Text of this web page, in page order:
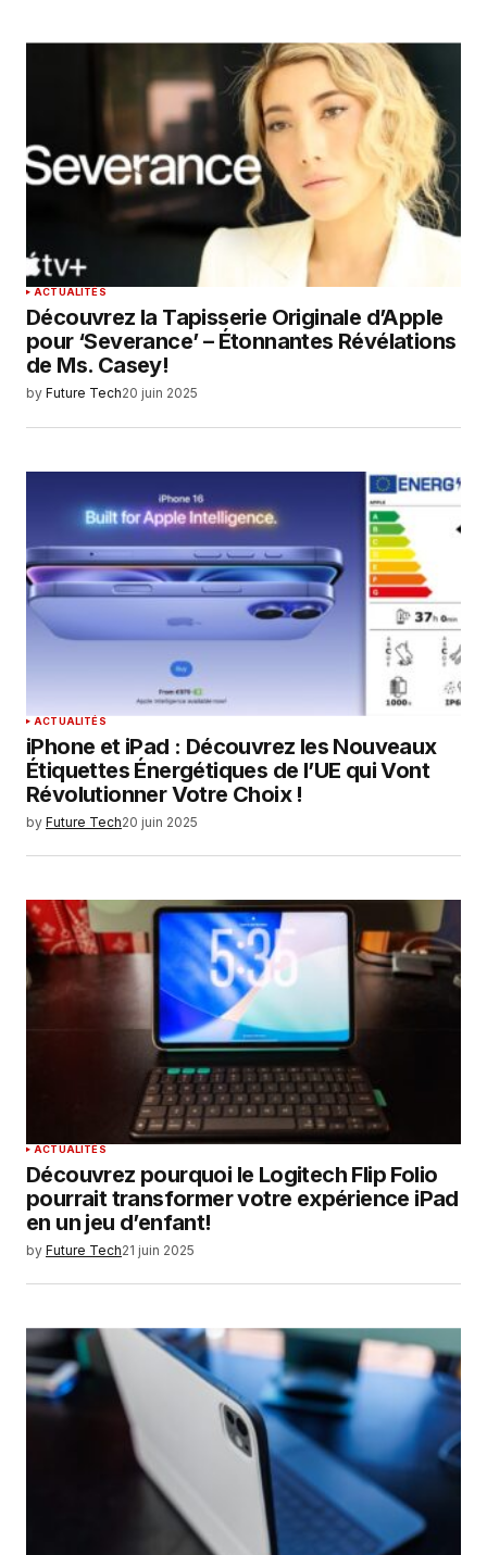
ACTUALITÉS
Découvrez la Tapisserie Originale d’Apple
pour ‘Severance’ – Étonnantes Révélations
de Ms. Casey!
by Future Tech20 juin 2025
ACTUALITÉS
iPhone et iPad : Découvrez les Nouveaux
Étiquettes Énergétiques de l’UE qui Vont
Révolutionner Votre Choix !
by Future Tech20 juin 2025
ACTUALITÉS
Découvrez pourquoi le Logitech Flip Folio
pourrait transformer votre expérience iPad
en un jeu d’enfant!
by Future Tech21 juin 2025